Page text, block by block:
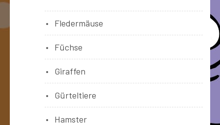
Fledermäuse
Füchse
Giraffen
Gürteltiere
Hamster